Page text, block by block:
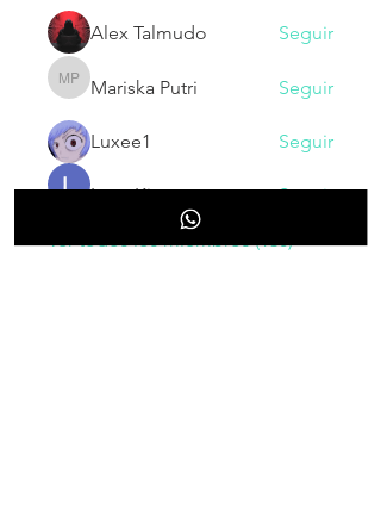
Alex Talmudo Seguir
Mariska Putri
Mariska Putri Seguir
Luxee1 Seguir
Larry King
Seguir
Ver todos los miembros (130)